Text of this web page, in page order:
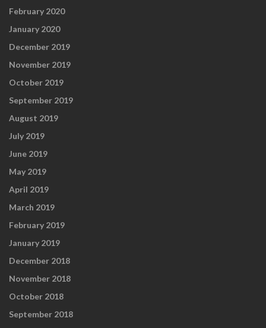
February 2020
January 2020
December 2019
November 2019
October 2019
September 2019
August 2019
July 2019
June 2019
May 2019
April 2019
March 2019
February 2019
January 2019
December 2018
November 2018
October 2018
September 2018